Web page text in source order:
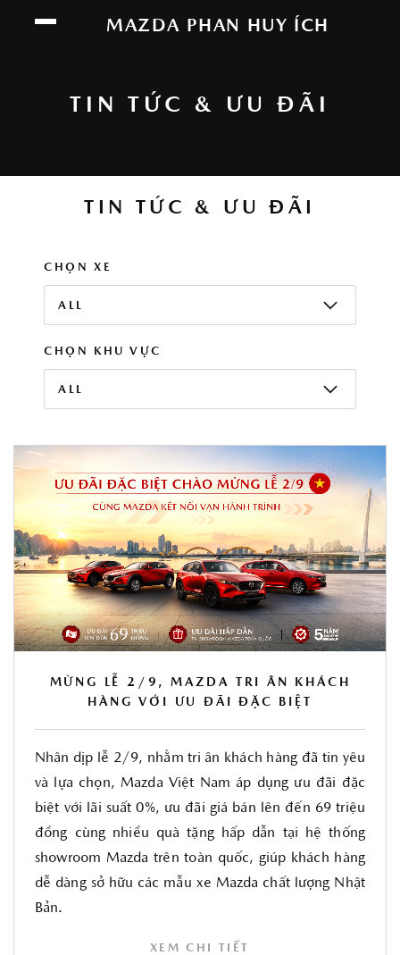
Chúng tôi sử dụng cookie để nâng cao trải
thông tin chi tiết.
MAZDA PHAN HUY ÍCH
TIN TỨC & ƯU ĐÃI
TIN TỨC & ƯU ĐÃI
CHỌN XE
ALL
CHỌN KHU VỰC
ALL
MỪNG LỄ 2/9, MAZDA TRI ÂN KHÁCH
HÀNG VỚI ƯU ĐÃI ĐẶC BIỆT
Nhân dịp lễ 2/9, nhằm tri ân khách hàng đã tin yêu
và lựa chọn, Mazda Việt Nam áp dụng ưu đãi đặc
biệt với lãi suất 0%, ưu đãi giá bán lên đến 69 triệu
đồng cùng nhiều quà tặng hấp dẫn tại hệ thống
showroom Mazda trên toàn quốc, giúp khách hàng
dễ dàng sở hữu các mẫu xe Mazda chất lượng Nhật
Bản.
XEM CHI TIẾT